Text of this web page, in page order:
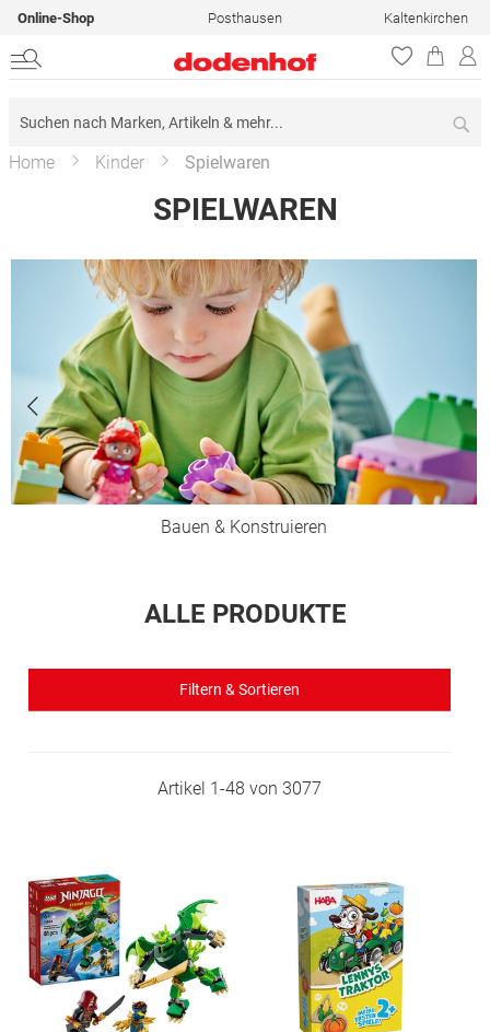
Online-Shop Posthausen Kaltenkirchen
Home Kinder Spielwaren
SPIELWAREN
Bauen & Konstruieren
ALLE PRODUKTE
Filtern & Sortieren
Artikel 1 -48 von 3077